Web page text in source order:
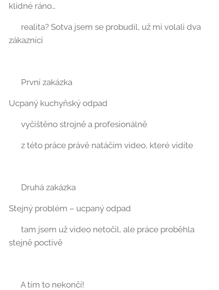
klidné ráno…
👉 realita? Sotva jsem se probudil, už mi volali dva
zákazníci 📞😄
🔹 První zakázka
Ucpaný kuchyňský odpad ❌🚿
➡️ vyčištěno strojně a profesionálně
➡️ z této práce právě natáčím video, které vidíte 🎥
🔹 Druhá zakázka
Stejný problém – ucpaný odpad
➡️ tam jsem už video netočil, ale práce proběhla
stejně poctivě 💪
🔜 A tím to nekončí!